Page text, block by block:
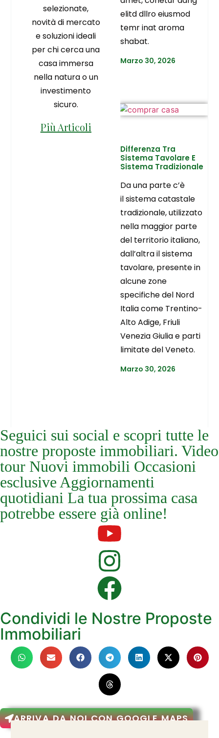
selezionate,
novità di mercato
e soluzioni ideali
per chi cerca una
casa immersa
nella natura o un
investimento
sicuro.
Più Articoli
elitd dllro eiusmod
temr inat aroma
shabat.
Marzo 30, 2026
Differenza Tra
Sistema Tavolare E
Sistema Tradizionale
Da una parte c’è
il sistema catastale
tradizionale, utilizzato
nella maggior parte
del territorio italiano,
dall’altra il sistema
tavolare, presente in
alcune zone
specifiche del Nord
Italia come Trentino-
Alto Adige, Friuli
Venezia Giulia e parti
limitate del Veneto.
Marzo 30, 2026
Seguici sui social e scopri tutte le
nostre proposte immobiliari. Video
tour Nuovi immobili Occasioni
esclusive Aggiornamenti
quotidiani La tua prossima casa
potrebbe essere già online!
Condividi le Nostre Proposte
Immobiliari
ARRIVA DA NOI CON GOOGLE MAPS